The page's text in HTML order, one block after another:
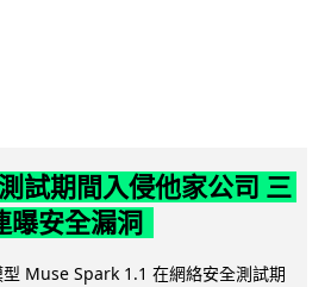
試期間入侵他家公司 三
曝安全漏洞
Muse Spark 1.1 在網絡安全測試期